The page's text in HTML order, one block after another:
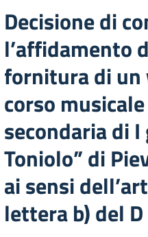
Decisione di
l’affidamento
fornitura di un
corso
secondaria di I
Toniolo” di
ai sensi
lettera b) del